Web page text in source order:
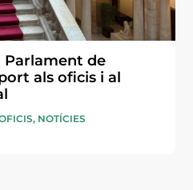
Parlament de
als oficis i al
, NOTÍCIES